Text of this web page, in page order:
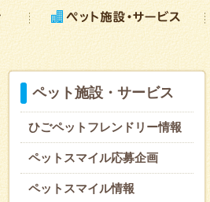
ペット施設・サービス
ひごペットフレンドリー情報
ペットスマイル応募企画
ペットスマイル情報